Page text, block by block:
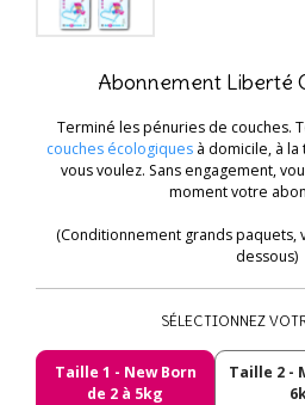
Abonnement Liberté
Terminé les pénuries de couches.
couches écologiquesà domicile, à la
vous voulez. Sans engagement,
moment votre
(Conditionnement grands paquets,
dessous)
SÉLECTIONNEZ
Taille 1 - New Born
de 2 à 5kg
Taille 2 -